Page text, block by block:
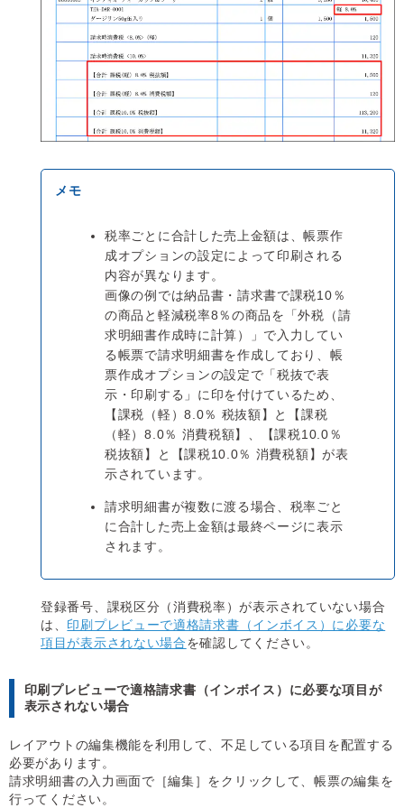
税率ごとに合計した売上金額は、帳票作
成オプションの設定によって印刷される
内容が異なります。
画像の例では納品書・請求書で課税10％
の商品と軽減税率8％の商品を「外税（請
求明細書作成時に計算）」で入力してい
る帳票で請求明細書を作成しており、帳
票作成オプションの設定で「税抜で表
示・印刷する」に印を付けているため、
【課税（軽）8.0％ 税抜額】と【課税
（軽）8.0％ 消費税額】、【課税10.0％
税抜額】と【課税10.0％ 消費税額】が表
示されています。
請求明細書が複数に渡る場合、税率ごと
に合計した売上金額は最終ページに表示
されます。
登録番号、課税区分（消費税率）が表示されていない場合
は、 印刷プレビューで適格請求書（インボイス）に必要な
項目が表示されない場合を確認してください。
印刷プレビューで適格請求書（インボイス）に必要な項目が
表示されない場合
レイアウトの編集機能を利用して、不足している項目を配置する
必要があります。
請求明細書の入力画面で［編集］をクリックして、帳票の編集を
行ってください。